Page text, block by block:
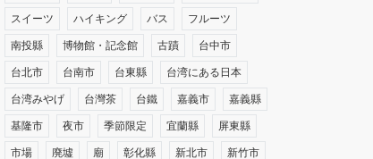
スイーツ ハイキング バス フルーツ
南投縣 博物館・記念館 古蹟 台中市
台北市 台南市 台東縣 台湾にある日本
台湾みやげ 台灣茶 台鐵 嘉義市 嘉義縣
基隆市 夜市 季節限定 宜蘭縣 屏東縣
市場 廃墟 廟 彰化縣 新北市 新竹市